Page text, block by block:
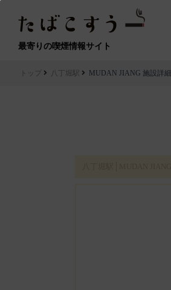
最寄りの喫煙情報サイト
トップ 八丁堀駅 MUDAN JIANG 施設詳細